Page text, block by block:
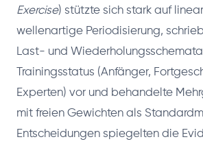
Exercise) stützte sich stark auf
wellenartige Periodisierung,
Last- und
Trainingsstatus (Anfänger,
Experten) vor und behandelte
mit freien Gewichten als
Entscheidungen spiegelten die